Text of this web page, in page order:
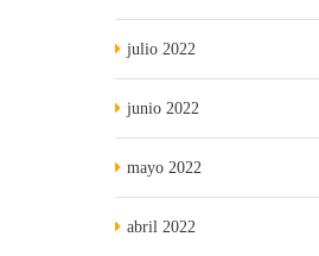
julio 2022
junio 2022
mayo 2022
abril 2022